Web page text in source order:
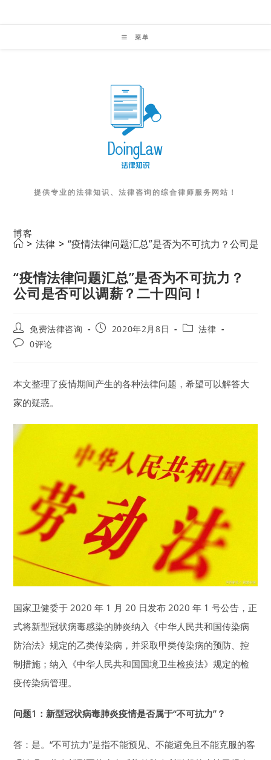
菜单
提供专业的法律知识、法律咨询的综合律师服务网站！
博客
> 法律 > “疫情法律问题汇总”是否为不可抗力？公司是
“疫情法律问题汇总”是否为不可抗力？
公司是否可以调薪？二十四问！
Post
author:
免费法律咨询
Post2020年2月8日
Post法律
Post0评论
本文整理了疫情期间产生的各种法律问题，希望可以解答大
家的疑惑。
国家卫健委于 2020 年 1 月 20 日发布 2020 年 1 号公告，正
式将新型冠状病毒感染的肺炎纳入《中华人民共和国传染病
防治法》规定的乙类传染病，并采取甲类传染病的预防、控
制措施；纳入《中华人民共和国国境卫生检疫法》规定的检
疫传染病管理。
问题1：新型冠状病毒肺炎疫情是否属于“不可抗力”？
答：是。“不可抗力”是指不能预见、不能避免且不能克服的客